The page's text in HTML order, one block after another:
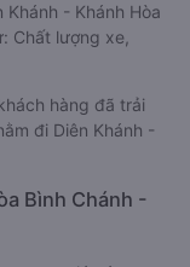
Khánh - Khánh Hòa
Chất lượng xe,
hàng đã trải
đi Diên Khánh -
Bình Chánh -